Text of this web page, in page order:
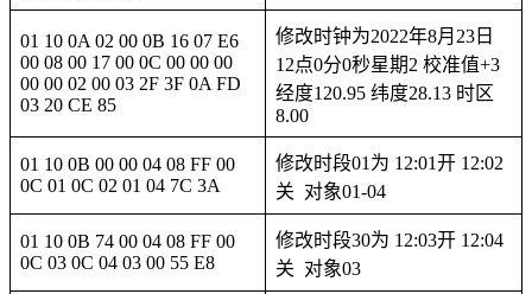
01 10 0A 02 00 0B 16 07 E6
00 08 00 17 00 0C 00 00 00
00 00 02 00 03 2F 3F 0A FD
03 20 CE 85
修改时钟为2022年8月23日
12点0分0秒星期2 校准值+3
经度120.95 纬度28.13 时区
8.00
01 10 0B 00 00 04 08 FF 00
0C 01 0C 02 01 04 7C 3A
修改时段01为 12:01开 12:02
关 对象01-04
01 10 0B 74 00 04 08 FF 00
0C 03 0C 04 03 00 55 E8
修改时段30为 12:03开 12:04
关 对象03